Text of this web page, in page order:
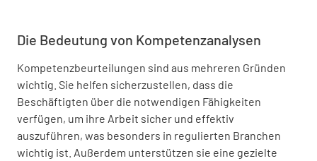
Die Bedeutung von Kompetenzanalysen
Kompetenzbeurteilungen sind aus mehreren Gründen
wichtig. Sie helfen sicherzustellen, dass die
Beschäftigten über die notwendigen Fähigkeiten
verfügen, um ihre Arbeit sicher und effektiv
auszuführen, was besonders in regulierten Branchen
wichtig ist. Außerdem unterstützen sie eine gezielte